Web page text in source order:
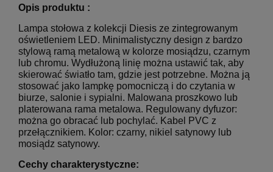
Opis produktu :
Lampa stołowa z kolekcji Diesis ze zintegrowanym
oświetleniem LED. Minimalistyczny design z bardzo
stylową ramą metalową w kolorze mosiądzu, czarnym
lub chromu. Wydłużoną linię można ustawić tak, aby
skierować światło tam, gdzie jest potrzebne. Można ją
stosować jako lampkę pomocniczą i do czytania w
biurze, salonie i sypialni. Malowana proszkowo lub
platerowana rama metalowa. Regulowany dyfuzor:
można go obracać lub pochylać. Kabel PVC z
przełącznikiem. Kolor: czarny, nikiel satynowy lub
mosiądz satynowy.
Cechy charakterystyczne: